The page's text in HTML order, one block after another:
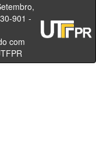
901 -
com